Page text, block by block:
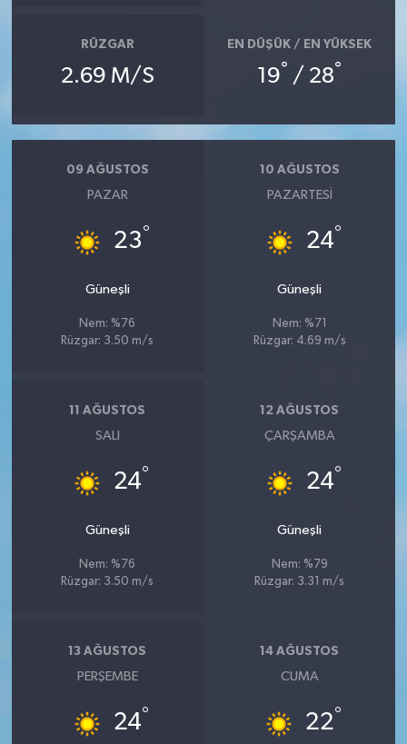
RÜZGAR
2.69 M/S
EN DÜŞÜK / EN YÜKSEK
19° / 28°
09 AĞUSTOS
PAZAR
23°
Güneşli
Nem: %76
Rüzgar: 3.50 m/s
10 AĞUSTOS
PAZARTESI
24°
Güneşli
Nem: %71
Rüzgar: 4.69 m/s
11 AĞUSTOS
SALI
24°
Güneşli
Nem: %76
Rüzgar: 3.50 m/s
12 AĞUSTOS
ÇARŞAMBA
24°
Güneşli
Nem: %79
Rüzgar: 3.31 m/s
13 AĞUSTOS
PERŞEMBE
24°
14 AĞUSTOS
CUMA
22°